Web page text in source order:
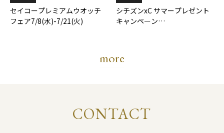
セイコープレミアムウオッチ
フェア7/8(水)-7/21(火)
シチズンxC サマープレゼント
キャンペーン
more
CONTACT